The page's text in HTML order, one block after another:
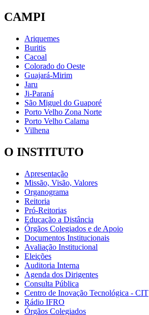
CAMPI
Ariquemes
Buritis
Cacoal
Colorado do Oeste
Guajará-Mirim
Jaru
Ji-Paraná
São Miguel do Guaporé
Porto Velho Zona Norte
Porto Velho Calama
Vilhena
O INSTITUTO
Apresentação
Missão, Visão, Valores
Organograma
Reitoria
Pró-Reitorias
Educação a Distância
Órgãos Colegiados e de Apoio
Documentos Institucionais
Avaliação Institucional
Eleições
Auditoria Interna
Agenda dos Dirigentes
Consulta Pública
Centro de Inovação Tecnológica - CIT
Rádio IFRO
Órgãos Colegiados